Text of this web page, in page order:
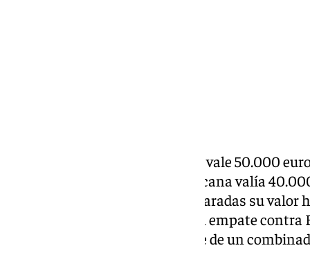
Vozinha, el héroe de Cabo Verde vale 50.000
guardameta de la selección africana valía
solo un rato. Y después de sus paradas su
Además, ha obtenido el MVP del empate
la primera y en la segunda parte de un